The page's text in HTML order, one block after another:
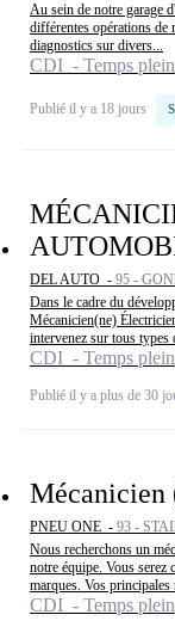
Au sein de notre garage
différentes opérations de
diagnostics sur divers...
CDI - Temps plein
Publié il y a 18 jours
DEL AUTO - 95 -
Dans le cadre du
Mécanicien(ne)
intervenez sur tous types
CDI - Temps plein
Publié il y a plus de 30
Mécanicien
PNEU ONE - 93 -
Nous recherchons un
notre équipe. Vous serez
marques. Vos principales
CDI - Temps plein